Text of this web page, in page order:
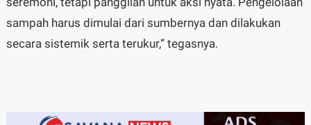
sampah harus dimulai dari sumbernya dan dilakukan
secara sistemik serta terukur,” tegasnya.